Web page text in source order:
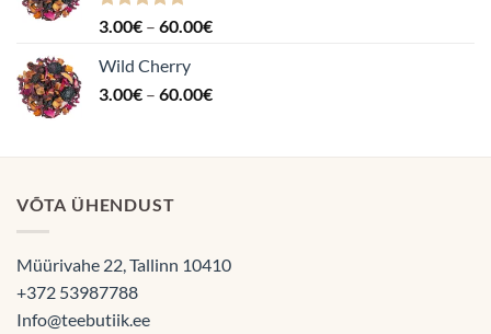
Hinnanguga
3.00€ – 60.00€Hinnavahemik:
60.00€
Wild Cherry
3.00€ – 60.00€Hinnavahemik:
60.00€
VÕTA ÜHENDUST
Müürivahe 22, Tallinn 10410
+372 53987788
Info@teebutiik.ee